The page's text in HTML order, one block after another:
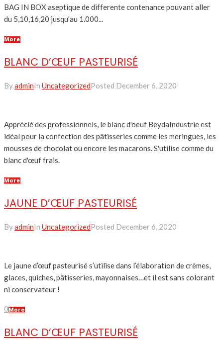
BAG IN BOX aseptique de differente contenance pouvant aller
du 5,10,16,20 jusqu'au 1.000...
More
BLANC D’ŒUF PASTEURISÉ
ByadminIn UncategorizedPosted December 6, 2020
Apprécié des professionnels, le blanc d'oeuf BeydaIndustrie est
idéal pour la confection des pâtisseries comme les meringues, les
mousses de chocolat ou encore les macarons. S'utilise comme du
blanc d'œuf frais.
More
JAUNE D’ŒUF PASTEURISÉ
ByadminIn UncategorizedPosted December 6, 2020
Le jaune d’œuf pasteurisé s’utilise dans l’élaboration de crèmes,
glaces, quiches, pâtisseries, mayonnaises…et il est sans colorant
ni conservateur !
0More
BLANC D’ŒUF PASTEURISÉ